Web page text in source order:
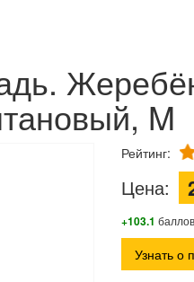
M
Рейтинг:
Цена:
+103.1
Узнать о